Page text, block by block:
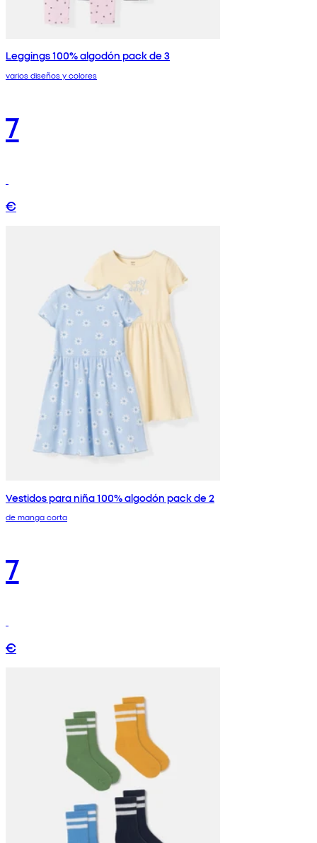
Leggings 100% algodón pack de 3
varios diseños y colores
7
€
Vestidos para niña 100% algodón pack de 2
de manga corta
7
€